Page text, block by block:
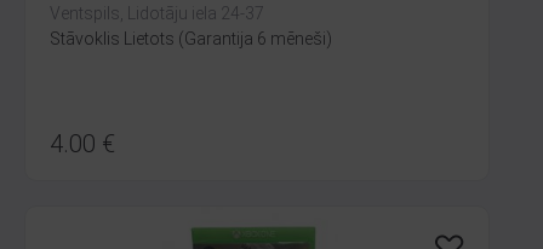
Ventspils, Lidotāju iela 24-37
Stāvoklis Lietots (Garantija 6 mēneši)
4.00 €